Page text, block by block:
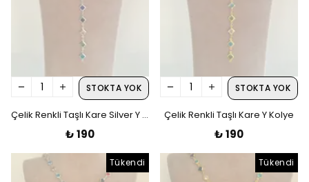
STOKTA YOK
Çelik Renkli Taşlı Kare Silver Y Kolye
₺ 190
STOKTA YOK
Çelik Renkli Taşlı Kare Y Kolye
₺ 190
Tükendi Tükendi